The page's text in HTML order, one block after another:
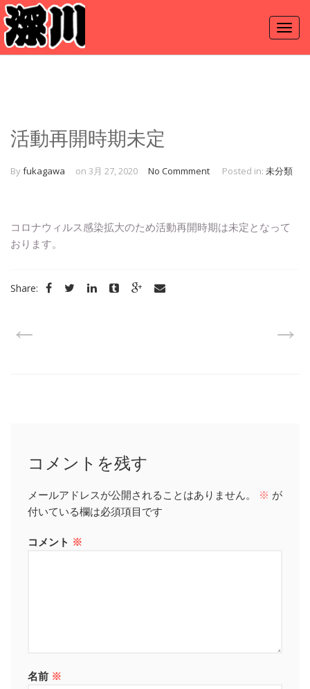
活動再開時期未定
Byfukagawa on 3月 27, 2020 No Commment Posted in: 未分類
コロナウィルス感染拡大のため活動再開時期は未定となって
おります。
Share:
← →
コメントを残す
メールアドレスが公開されることはありません。 ※ が
付いている欄は必須項目です
コメント ※
名前 ※